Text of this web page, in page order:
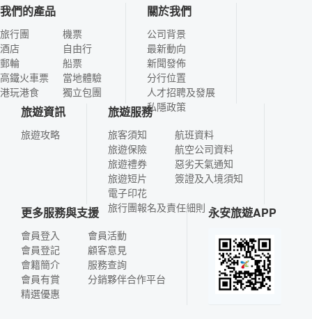
我們的產品
旅行團
酒店
郵輪
高鐵火車票
港玩港食
機票
自由行
船票
當地體驗
獨立包團
關於我們
公司背景
最新動向
新聞發佈
分行位置
人才招聘及發展
私隱政策
旅遊資訊
旅遊攻略
旅遊服務
旅客須知
旅遊保險
旅遊禮券
旅遊短片
電子印花
航班資料
航空公司資料
惡劣天氣通知
簽證及入境須知
旅行團報名及責任細則
更多服務與支援
會員登入
會員登記
會籍簡介
會員有賞
精選優惠
會員活動
顧客意見
服務查詢
分銷夥伴合作平台
永安旅遊APP